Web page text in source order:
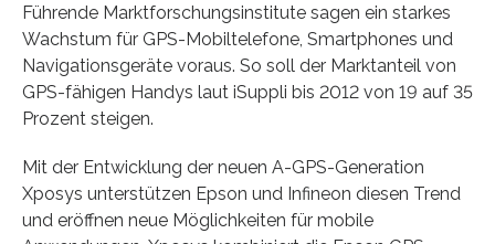
Führende Marktforschungsinstitute sagen ein starkes
Wachstum für GPS-Mobiltelefone, Smartphones und
Navigationsgeräte voraus. So soll der Marktanteil von
GPS-fähigen Handys laut iSuppli bis 2012 von 19 auf 35
Prozent steigen.
Mit der Entwicklung der neuen A-GPS-Generation
Xposys unterstützen Epson und Infineon diesen Trend
und eröffnen neue Möglichkeiten für mobile